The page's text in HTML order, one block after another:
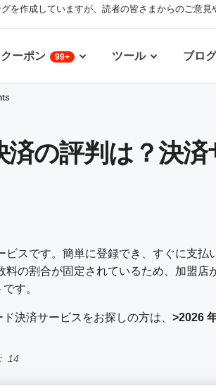
を作成していますが、読者の皆さまからのご意
クーポン 99+ ツール ブログ
済の評判は？決
スです。簡単に登録でき、すぐに支払
の割合が固定されているため、加盟店
す。
決済サービスをお探しの方は、 >2026
14